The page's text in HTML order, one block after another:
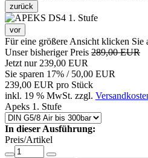
zurück
vor
Für eine größere Ansicht klicken Sie
Unser bisheriger Preis 289,00 EUR
Jetzt nur 239,00 EUR
Sie sparen 17% / 50,00 EUR
239,00 EUR pro Stück
inkl. 19 % MwSt. zzgl.
Apeks 1. Stufe
In dieser Ausführung:
Preis/Artikel